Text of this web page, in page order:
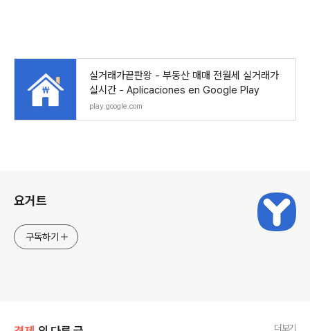
실거래가끝판왕 - 부동산 매매 전월세 실거래가
실시간 - Aplicaciones en Google Play
play.google.com
요거트
구독하기
더보기